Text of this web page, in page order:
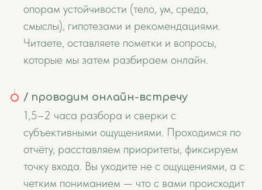
опорам устойчивости (тело, ум, среда,
смыслы), гипотезами и рекомендациями.
Читаете, оставляете пометки и вопросы,
которые мы затем разбираем онлайн.
/ проводим онлайн-встречу
1,5–2 часа разбора и сверки с
субъективными ощущениями. Проходимся по
отчёту, расставляем приоритеты, фиксируем
точку входа. Вы уходите не с ощущениями, а с
четким пониманием — что с вами происходит